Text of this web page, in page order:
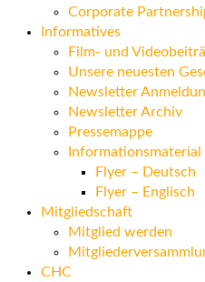
Corporate
Informatives
Film- und
Unsere neuesten
Newsletter
Newsletter Archiv
Pressemappe
Informationsmaterial
Flyer – Deutsch
Flyer – Englisch
Mitgliedschaft
Mitglied werden
CHC